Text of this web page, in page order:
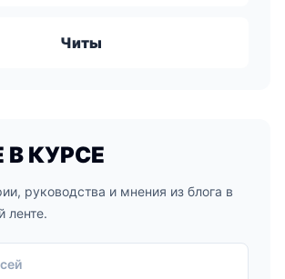
Читы
В КУРСЕ
руководства и мнения из блога в
ленте.